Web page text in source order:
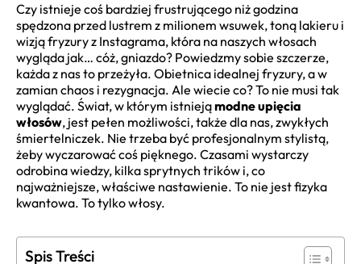
Czy istnieje coś bardziej frustrującego niż godzina
spędzona przed lustrem z milionem wsuwek, toną lakieru i
wizją fryzury z Instagrama, która na naszych włosach
wygląda jak… cóż, gniazdo? Powiedzmy sobie szczerze,
każda z nas to przeżyła. Obietnica idealnej fryzury, a w
zamian chaos i rezygnacja. Ale wiecie co? To nie musi tak
wyglądać. Świat, w którym istniejąmodne upięcia
włosów, jest pełen możliwości, także dla nas, zwykłych
śmiertelniczek. Nie trzeba być profesjonalnym stylistą,
żeby wyczarować coś pięknego. Czasami wystarczy
odrobina wiedzy, kilka sprytnych trików i, co
najważniejsze, właściwe nastawienie. To nie jest fizyka
kwantowa. To tylko włosy.
Spis Treści